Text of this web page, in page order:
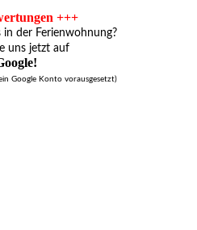
+++
der Ferienwohnung?
uns jetzt auf
Google Konto vorausgesetzt)